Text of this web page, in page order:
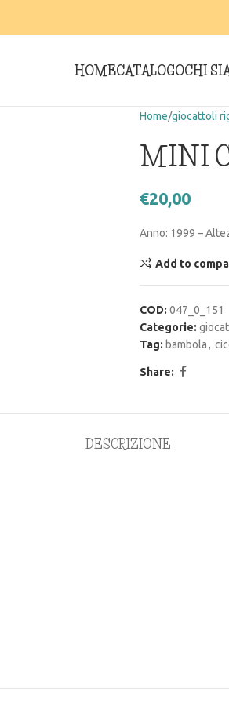
HOMECATALOGOCHI
Home giocattoli
MINI
€20,00
Anno: 1999 –
Add to
COD: 047_0_151
Categorie:
Tag: bambola,
Share:
DESCRIZIONE